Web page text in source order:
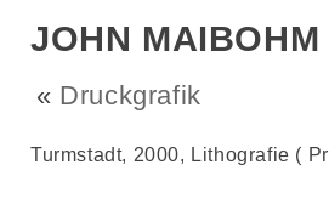
JOHN MAIBOHM
« Druckgrafik
Turmstadt, 2000, Lithografie (